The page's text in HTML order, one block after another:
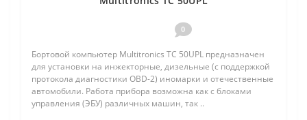
0
Бортовой компьютер Multitronics TC 50UPL предназначен
для установки на инжекторные, дизельные (с поддержкой
протокола диагностики OBD-2) иномарки и отечественные
автомобили. Работа прибора возможна как с блоками
управления (ЭБУ) различных машин, так ..